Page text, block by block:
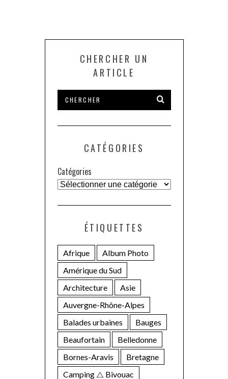
CHERCHER UN
ARTICLE
CATÉGORIES
Catégories
ÉTIQUETTES
Afrique
Album Photo
Amérique du Sud
Architecture
Asie
Auvergne-Rhône-Alpes
Balades urbaines
Bauges
Beaufortain
Belledonne
Bornes-Aravis
Bretagne
Camping ⧍ Bivouac